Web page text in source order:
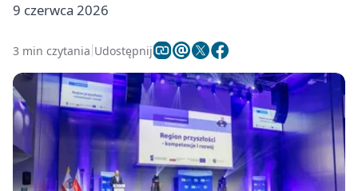
9 czerwca 2026
3 min czytania Udostępnij